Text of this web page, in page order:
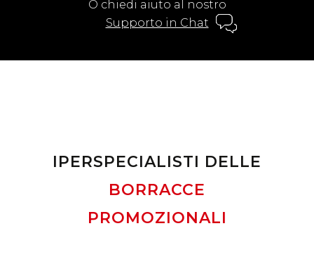
O chiedi aiuto al nostro
Supporto in Chat
IPERSPECIALISTI DELLE
BORRACCE
PROMOZIONALI